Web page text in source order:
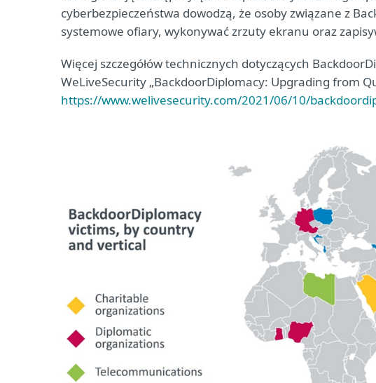
cyberbezpieczeństwa dowodzą, że osoby związane z
systemowe ofiary, wykonywać zrzuty ekranu oraz
Więcej szczegółów technicznych dotyczących
WeLiveSecurity „BackdoorDiplomacy: Upgrading from
https://www.welivesecurity.com/2021/06/10/